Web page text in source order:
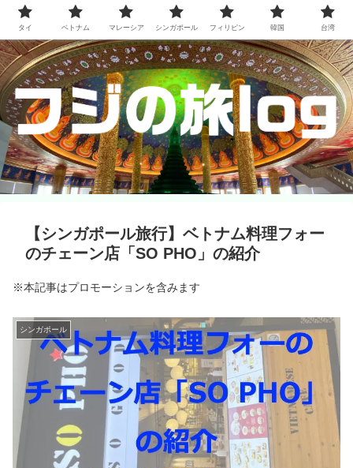
【シンガポール旅行】ベトナム料理フォー
のチェーン店「SO PHO」の紹介
※本記事はプロモーションを含みます
シンガポール
タイ ベトナム マレーシア シンガポール フィリピン 韓国 台湾